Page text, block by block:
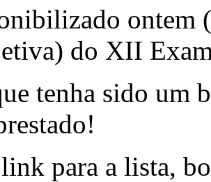
ontem
do XII
tenha sido um
para a lista,